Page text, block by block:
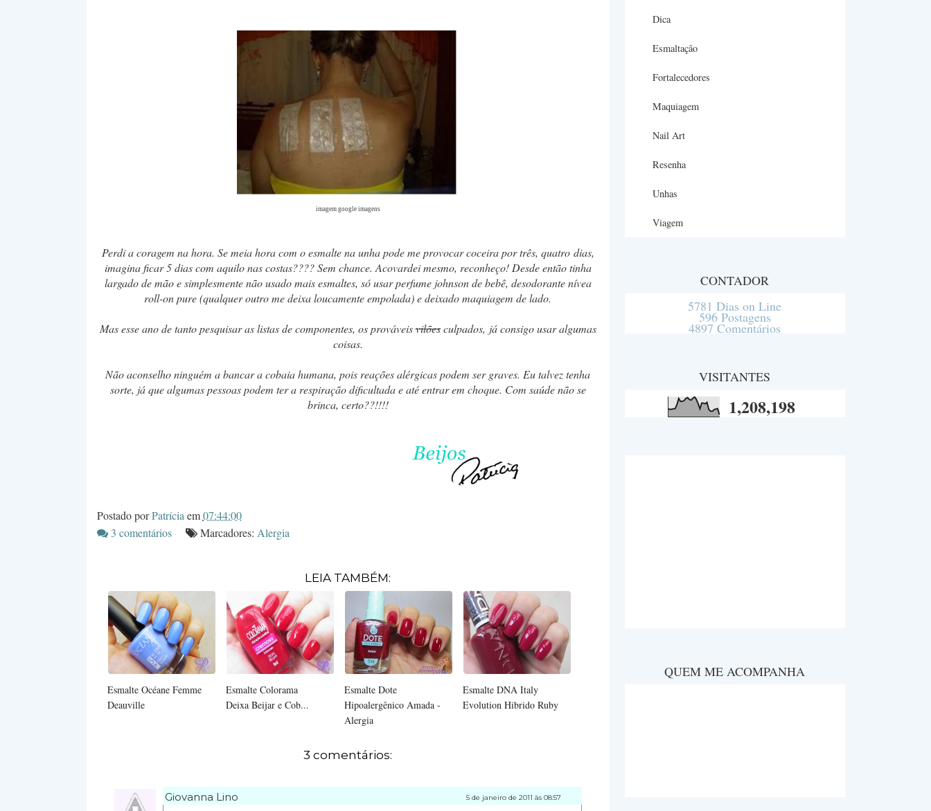
imagem google imagens
Perdi a coragem na hora. Se meia hora com o esmalte na unha pode me provocar coceira por três, quatro dias,
imagina ficar 5 dias com aquilo nas costas???? Sem chance. Acovardei mesmo, reconheço! Desde então tinha
largado de mão e simplesmente não usado mais esmaltes, só usar perfume johnson de bebê, desodorante nívea
roll-on pure (qualquer outro me deixa loucamente empolada) e deixado maquiagem de lado.
Mas esse ano de tanto pesquisar as listas de componentes, os prováveisvilõesculpados, já consigo usar algumas
coisas.
Não aconselho ninguém a bancar a cobaia humana, pois reações alérgicas podem ser graves. Eu talvez tenha
sorte, já que algumas pessoas podem ter a respiração dificultada e até entrar em choque. Com saúde não se
brinca, certo??!!!!
Postado porPatrícia em07:44:00
3 comentários
Marcadores: Alergia
LEIA TAMBÉM:
Esmalte Océane Femme
Deauville
Esmalte Colorama
Deixa Beijar e Cob...
Esmalte Dote
Hipoalergênico Amada -
Alergia
Esmalte DNA Italy
Evolution Hibrido Ruby
3 comentários:
Giovanna Lino 5 de janeiro de 2011 às 08:57
Dica
Esmaltação
Fortalecedores
Maquiagem
Nail Art
Resenha
Unhas
Viagem
CONTADOR
5781 Dias on Line
596 Postagens
4897 Comentários
VISITANTES
1,208,198
QUEM ME ACOMPANHA